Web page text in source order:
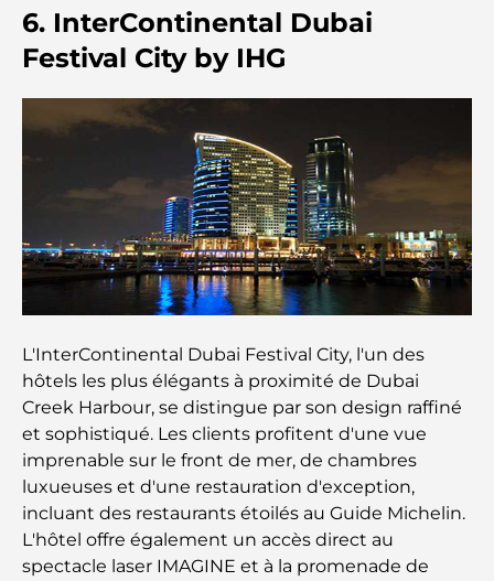
Restaurants de J1 Beach : la nouvelle destination
Les montres Rolex les plus chères jamais vendues
Crèches à Dubai Hills : Guide pour les parents
A Brief Guide to Buying Property in Dubai (2025-
26)
Les meilleurs cafés du centre-ville de Dubaï : le
guide complet des amateurs de café
Les Mercedes les plus chères jamais créées
Déménager à Dubaï depuis l'Australie : Guide
complet du déménagement
6. InterContinental Dubai
Festival City by IHG
L'InterContinental Dubai Festival City, l'un des
hôtels les plus élégants à proximité de Dubai
Creek Harbour, se distingue par son design raffiné
et sophistiqué. Les clients profitent d'une vue
imprenable sur le front de mer, de chambres
luxueuses et d'une restauration d'exception,
incluant des restaurants étoilés au Guide Michelin.
L'hôtel offre également un accès direct au
spectacle laser IMAGINE et à la promenade de